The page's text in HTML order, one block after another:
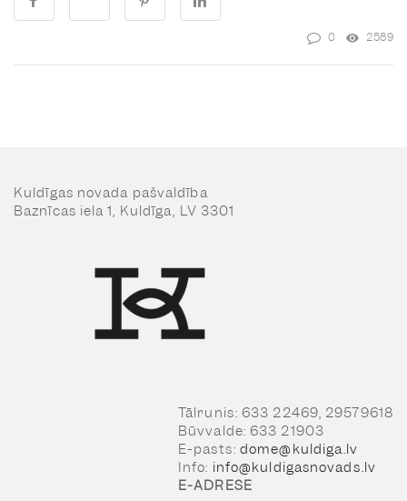
0 2589
Kuldīgas novada pašvaldība
Baznīcas iela 1, Kuldīga, LV 3301
Tālrunis: 633 22469, 29579618
Būvvalde: 633 21903
E-pasts: dome@kuldiga.lv
Info: info@kuldigasnovads.lv
E-ADRESE